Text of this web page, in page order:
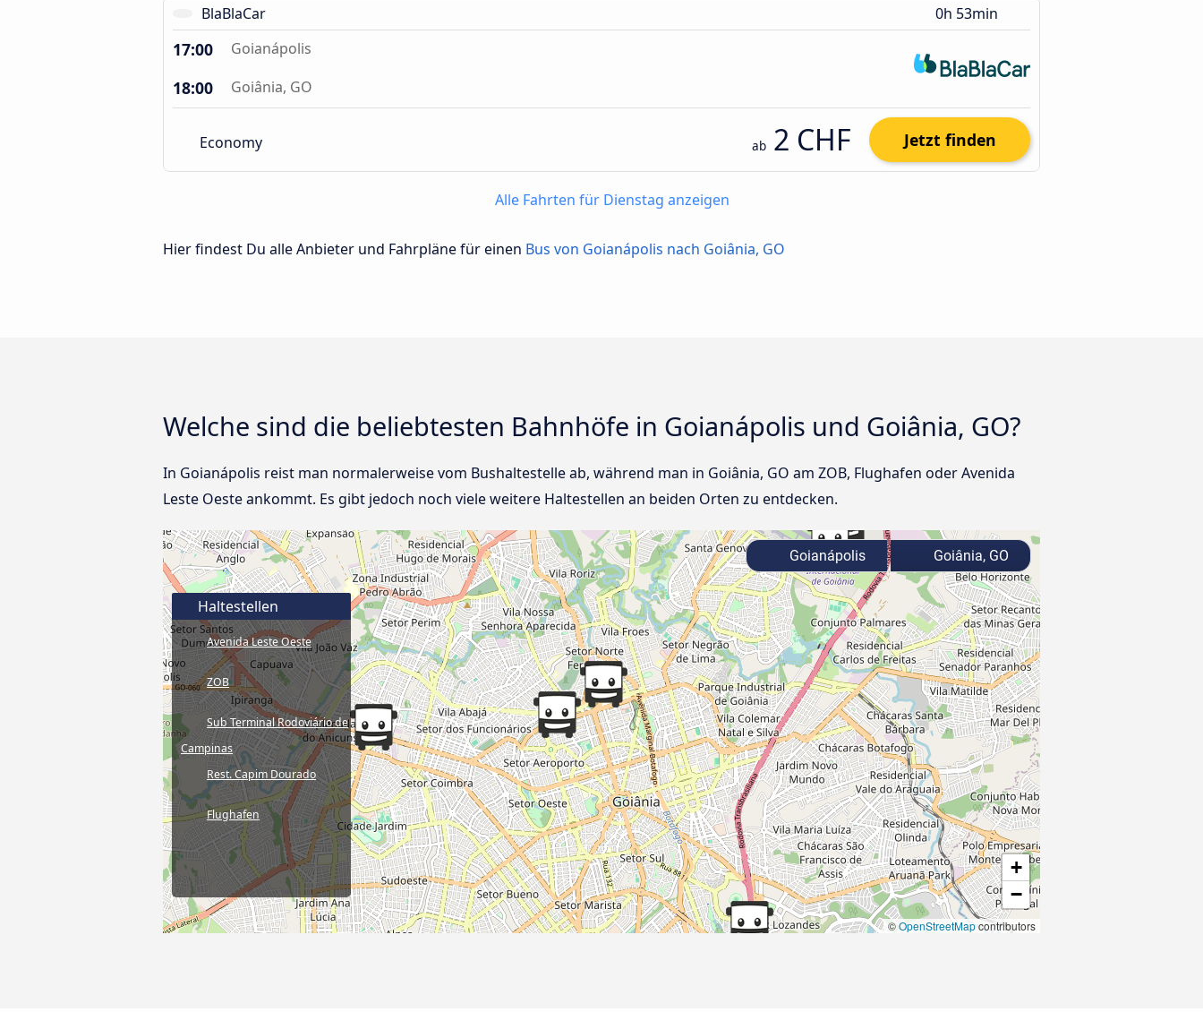
BlaBlaCar 0h 53min
17:00 Goianápolis
18:00 Goiânia, GO
Economy ab 2 CHF Jetzt finden
Alle Fahrten für Dienstag anzeigen
Hier findest Du alle Anbieter und Fahrpläne für einen Bus von Goianápolis nach Goiânia, GO
Welche sind die beliebtesten Bahnhöfe in Goianápolis und Goiânia, GO?
In Goianápolis reist man normalerweise vom Bushaltestelle ab, während man in Goiânia, GO am ZOB, Flughafen oder Avenida
Leste Oeste ankommt. Es gibt jedoch noch viele weitere Haltestellen an beiden Orten zu entdecken.
+
−
©OpenStreetMapcontributors
Haltestellen
Avenida Leste Oeste
ZOB
Sub Terminal Rodoviário de
Campinas
Rest. Capim Dourado
Flughafen
Goianápolis Goiânia, GO